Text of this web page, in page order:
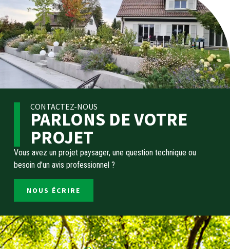
CONTACTEZ-NOUS
PARLONS DE VOTRE
PROJET
Vous avez un projet paysager, une question technique ou
besoin d’un avis professionnel ?
NOUS ÉCRIRE